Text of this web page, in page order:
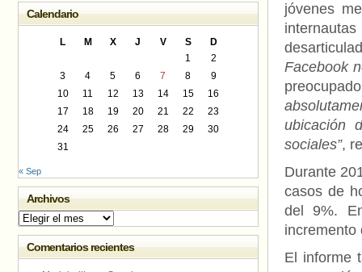
jóvenes
Facebook
ubicación
sociales”,
Durante
casos de
del 9%.
incremento
El informe
Calendario
L M X J V S
D
1
2
3
4 5 6 7 8
9
10
11 12 13 14 15
16
17
18 19 20 21 22
23
24
25 26 27 28 29
30
31
« Sep
Archivos
Archivos
Comentarios recientes